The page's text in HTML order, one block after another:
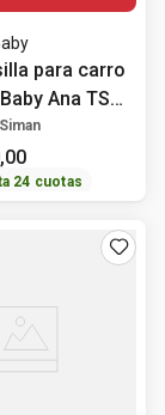
para carro
Ana TS
Siman
,00
24 cuotas